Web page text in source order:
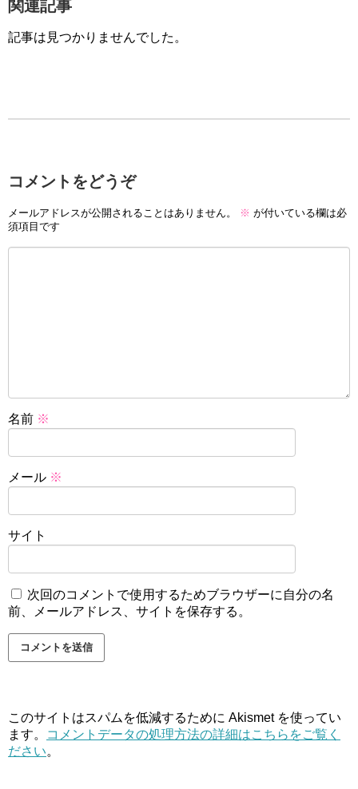
関連記事
記事は見つかりませんでした。
コメントをどうぞ
メールアドレスが公開されることはありません。 ※ が付いている欄は必
須項目です
名前 ※
メール ※
サイト
次回のコメントで使用するためブラウザーに自分の名
前、メールアドレス、サイトを保存する。
このサイトはスパムを低減するために Akismet を使ってい
ます。
コメントデータの処理方法の詳細はこちらをご覧く
ださい。